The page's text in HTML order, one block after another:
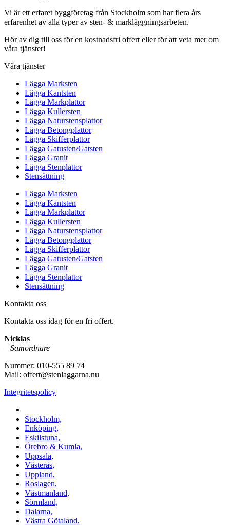
Vi är ett erfaret byggföretag från Stockholm som har flera års
erfarenhet av alla typer av sten- & markläggningsarbeten.
Hör av dig till oss för en kostnadsfri offert eller för att veta mer om
våra tjänster!
Våra tjänster
Lägga Marksten
Lägga Kantsten
Lägga Markplattor
Lägga Kullersten
Lägga Naturstensplattor
Lägga Betongplattor
Lägga Skifferplattor
Lägga Gatusten/Gatsten
Lägga Granit
Lägga Stenplattor
Stensättning
Lägga Marksten
Lägga Kantsten
Lägga Markplattor
Lägga Kullersten
Lägga Naturstensplattor
Lägga Betongplattor
Lägga Skifferplattor
Lägga Gatusten/Gatsten
Lägga Granit
Lägga Stenplattor
Stensättning
Kontakta oss
Kontakta oss idag för en fri offert.
Nicklas
– Samordnare
Nummer: 010-555 89 74
Mail: offert@stenlaggarna.nu
Integritetspolicy
Stockholm,
Enköping,
Eskilstuna,
Örebro & Kumla,
Uppsala,
Västerås,
Uppland,
Roslagen,
Västmanland,
Sörmland,
Dalarna,
Västra Götaland,